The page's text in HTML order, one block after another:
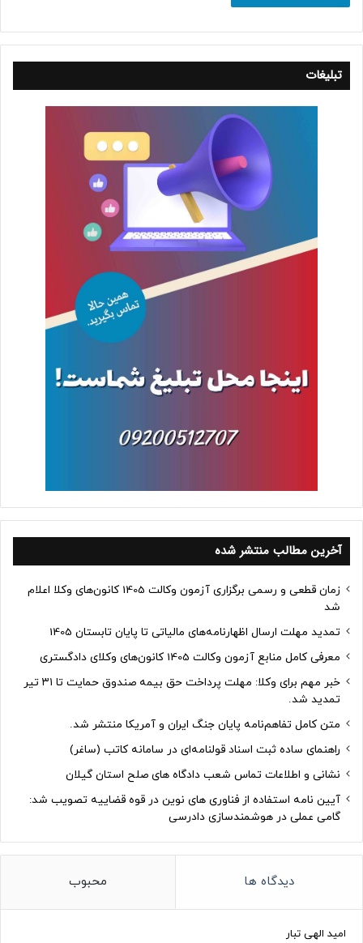
تبلیغات
آخرین مطالب منتشر شده
زمان قطعی و رسمی برگزاری آزمون وکالت 1405 کانون‌های وکلا اعلام
شد
تمدید مهلت ارسال اظهارنامه‌های مالیاتی تا پایان تابستان 1405
معرفی کامل منابع آزمون وکالت 1405 کانون‌های وکلای دادگستری
خبر مهم برای وکلا: مهلت پرداخت حق بیمه صندوق حمایت تا ۳۱ تیر
تمدید شد.
متن کامل تفاهم‌نامه پایان جنگ ایران و آمریکا منتشر شد.
راهنمای ساده ثبت اسناد قولنامه‌ای در سامانه کاتب (ساغر)
نشانی و اطلاعات تماس شعب دادگاه های صلح استان گیلان
آیین نامه استفاده از فناوری های نوین در قوه قضاییه تصویب شد:
گامی عملی در هوشمندسازی دادرسی
دیدگاه ها محبوب
امید الهی تبار